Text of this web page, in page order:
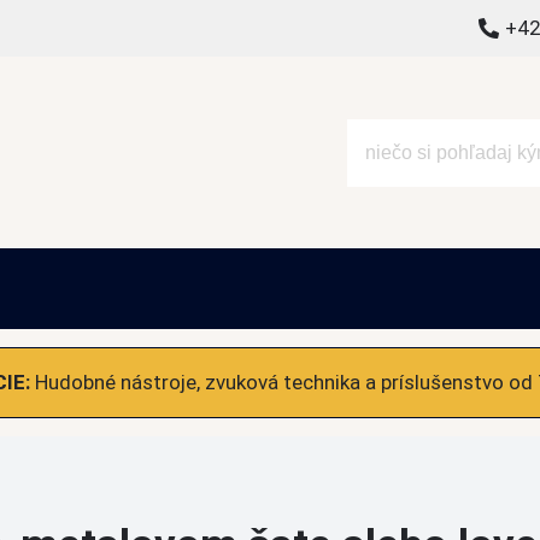
Hudobné nástroje, zvuková technika a príslušenstvo od